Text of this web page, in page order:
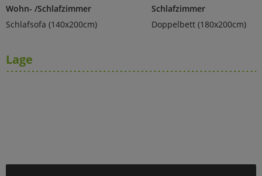
Wohn- /Schlafzimmer
Schlafsofa (140x200cm)
Schlafzimmer
Doppelbett (180x200cm)
Lage